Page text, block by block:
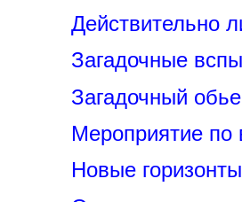
Действительно
Загадочные
Загадочный
Мероприятие
Новые